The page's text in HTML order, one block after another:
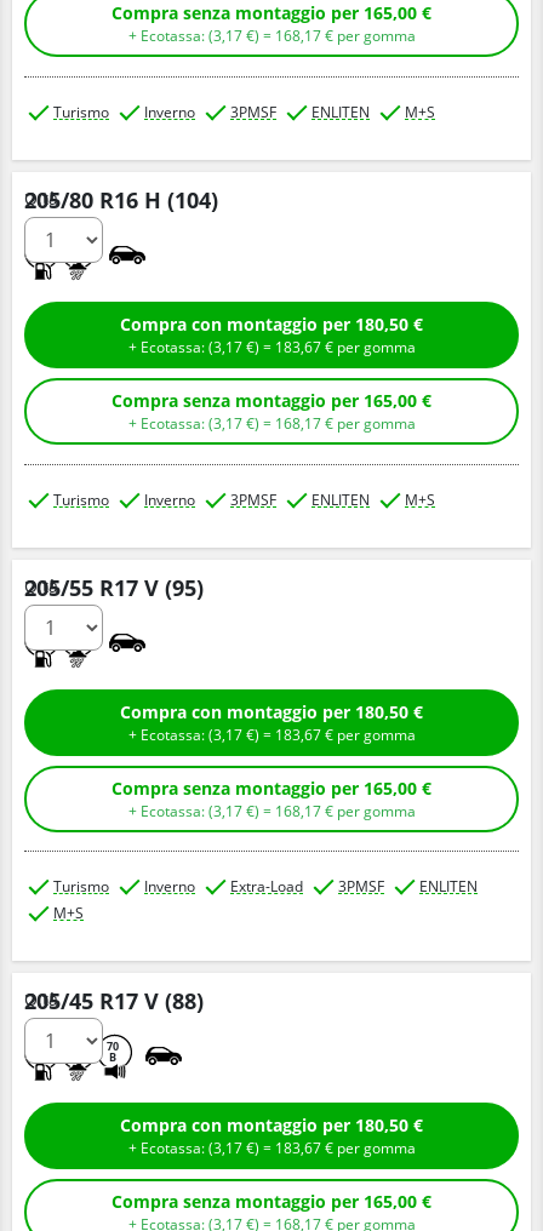
Compra senza montaggio per 165,00 €
+ Ecotassa: (3,17€ ) = 168,17€ per gomma
Turismo Inverno 3PMSF ENLITEN M+S
205/80 R16 H (104)
Q.tà
Compra con montaggio per 180,50 €
+ Ecotassa: (3,17€ ) = 183,67€ per gomma
Compra senza montaggio per 165,00 €
+ Ecotassa: (3,17€ ) = 168,17€ per gomma
Turismo Inverno 3PMSF ENLITEN M+S
205/55 R17 V (95)
Q.tà
Compra con montaggio per 180,50 €
+ Ecotassa: (3,17€ ) = 183,67€ per gomma
Compra senza montaggio per 165,00 €
+ Ecotassa: (3,17€ ) = 168,17€ per gomma
Turismo Inverno Extra-Load 3PMSF
ENLITEN
M+S
205/45 R17 V (88)
70
B
Q.tà
Compra con montaggio per 180,50 €
+ Ecotassa: (3,17€ ) = 183,67€ per gomma
Compra senza montaggio per 165,00 €
+ Ecotassa: (3,17€ ) = 168,17€ per gomma